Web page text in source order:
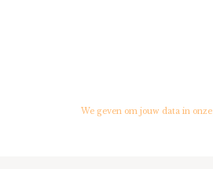
We geven om jouw data in onze